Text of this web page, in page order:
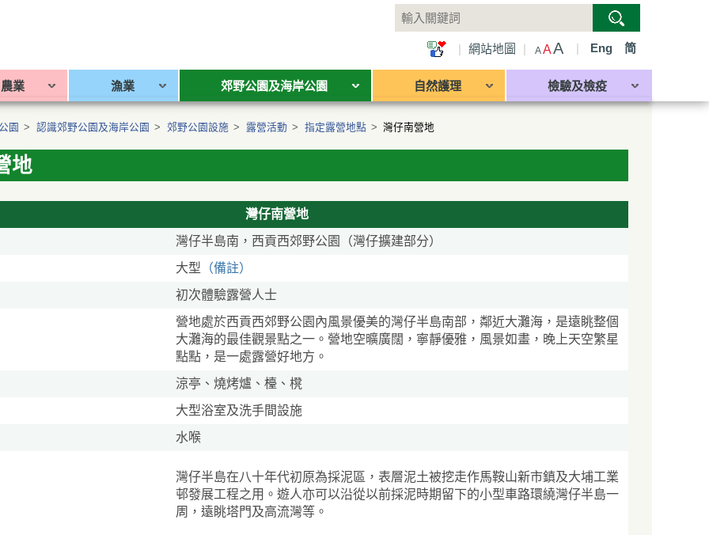
| 網站地圖 | AAA | Eng 简
農業 漁業 郊野公園及海岸公園 自然護理 檢驗及檢疫
園 > 認識郊野公園及海岸公園 > 郊野公園設施 > 露營活動 > 指定露營地點 > 灣仔南營地
地
灣仔南營地
灣仔半島南，西貢西郊野公園（灣仔擴建部分）
大型 （備註）
初次體驗露營人士
營地處於西貢西郊野公園內風景優美的灣仔半島南部，鄰近大灘海，是遠眺整個
大灘海的最佳觀景點之一。營地空曠廣闊，寧靜優雅，風景如畫，晚上天空繁星
點點，是一處露營好地方。
涼亭、燒烤爐、檯、櫈
大型浴室及洗手間設施
水喉
灣仔半島在八十年代初原為採泥區，表層泥土被挖走作馬鞍山新市鎮及大埔工業
邨發展工程之用。遊人亦可以沿從以前採泥時期留下的小型車路環繞灣仔半島一
周，遠眺塔門及高流灣等。